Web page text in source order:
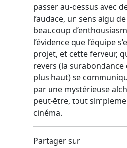
passer au-dessus avec
l’audace, un sens aigu
beaucoup
l’évidence que l’équipe
projet, et cette ferveur,
revers (la
plus haut) se
par une mystérieuse
peut-être, tout
cinéma.
Partager sur